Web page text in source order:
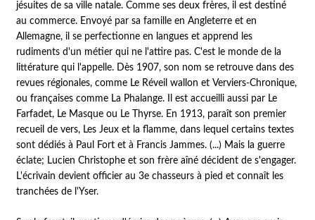
jésuites de sa ville natale. Comme ses deux frères, il est destiné
au commerce. Envoyé par sa famille en Angleterre et en
Allemagne, il se perfectionne en langues et apprend les
rudiments d'un métier qui ne l'attire pas. C'est le monde de la
littérature qui l'appelle. Dès 1907, son nom se retrouve dans des
revues régionales, comme Le Réveil wallon et Verviers-Chronique,
ou françaises comme La Phalange. Il est accueilli aussi par Le
Farfadet, Le Masque ou Le Thyrse. En 1913, paraît son premier
recueil de vers, Les Jeux et la flamme, dans lequel certains textes
sont dédiés à Paul Fort et à Francis Jammes. (...) Mais la guerre
éclate; Lucien Christophe et son frère aîné décident de s'engager.
L'écrivain devient officier au 3e chasseurs à pied et connaît les
tranchées de l'Yser.